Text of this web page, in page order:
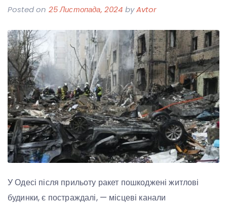
Posted on 25 Листопада, 2024 byAvtor
У Одесі після прильоту ракет пошкоджені житлові
будинки, є постраждалі, — місцеві канали